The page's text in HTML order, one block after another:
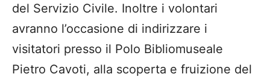
del Servizio Civile. Inoltre i volontari
avranno l’occasione di indirizzare i
visitatori presso il Polo Bibliomuseale
Pietro Cavoti, alla scoperta e fruizione del